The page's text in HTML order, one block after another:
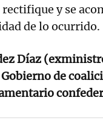
y se
de lo ocurrido.
Díaz
de